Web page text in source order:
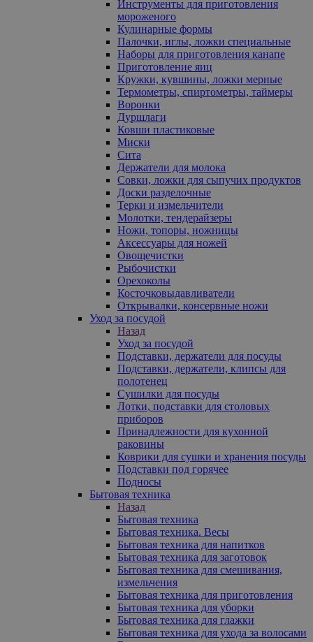
Инструменты для приготовления
мороженого
Кулинарные формы
Палочки, иглы, ложки специальные
Наборы для приготовления канапе
Приготовление яиц
Кружки, кувшины, ложки мерные
Термометры, спиртометры, таймеры
Воронки
Дуршлаги
Ковши пластиковые
Миски
Сита
Держатели для молока
Совки, ложки для сыпучих продуктов
Доски разделочные
Терки и измельчители
Молотки, тендерайзеры
Ножи, топоры, ножницы
Аксессуары для ножей
Овощечистки
Рыбочистки
Орехоколы
Косточковыдавливатели
Открывалки, консервные ножи
Уход за посудой
Назад
Уход за посудой
Подставки, держатели для посуды
Подставки, держатели, клипсы для
полотенец
Сушилки для посуды
Лотки, подставки для столовых
приборов
Принадлежности для кухонной
раковины
Коврики для сушки и хранения посуды
Подставки под горячее
Подносы
Бытовая техника
Назад
Бытовая техника
Бытовая техника. Весы
Бытовая техника для напитков
Бытовая техника для заготовок
Бытовая техника для смешивания,
измельчения
Бытовая техника для приготовления
Бытовая техника для уборки
Бытовая техника для глажки
Бытовая техника для ухода за волосами